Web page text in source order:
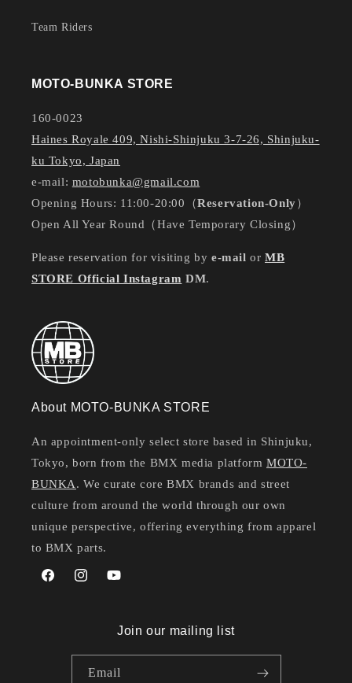
Team Riders
MOTO-BUNKA STORE
160-0023
Haines Royale 409, Nishi-Shinjuku 3-7-26, Shinjuku-
ku Tokyo, Japan
e-mail: motobunka@gmail.com
Opening Hours: 11:00-20:00（Reservation-Only）
Open All Year Round（Have Temporary Closing）
Please reservation for visiting by e-mailorMB
STORE Official Instagram DM.
About MOTO-BUNKA STORE
An appointment-only select store based in Shinjuku,
Tokyo, born from the BMX media platformMOTO-
BUNKA. We curate core BMX brands and street
culture from around the world through our own
unique perspective, offering everything from apparel
to BMX parts.
FacebookInstagramYouTube
Join our mailing list
Email